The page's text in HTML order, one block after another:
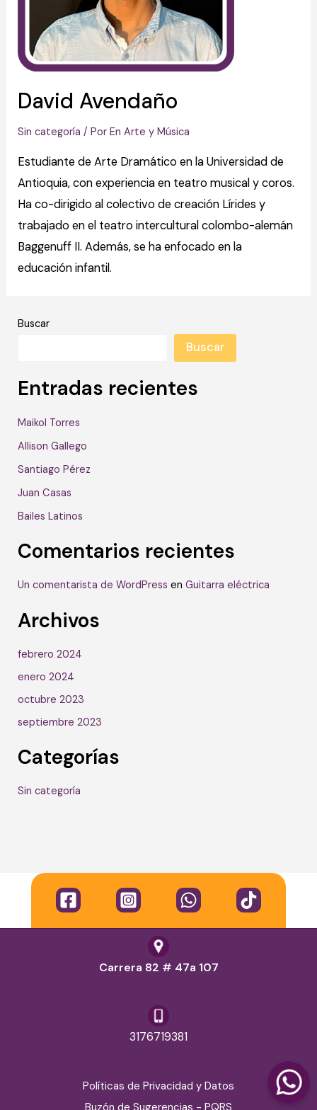
David Avendaño
Sin categoría / PorEn Arte y Música
Estudiante de Arte Dramático en la Universidad de
Antioquia, con experiencia en teatro musical y coros.
Ha co-dirigido al colectivo de creación Lírides y
trabajado en el teatro intercultural colombo-alemán
Baggenuff II. Además, se ha enfocado en la
educación infantil.
Buscar
Buscar
Entradas recientes
Maikol Torres
Allison Gallego
Santiago Pérez
Juan Casas
Bailes Latinos
Comentarios recientes
Un comentarista de WordPress enGuitarra eléctrica
Archivos
febrero 2024
enero 2024
octubre 2023
septiembre 2023
Categorías
Sin categoría
Carrera 82 # 47a 107
3176719381
Políticas de Privacidad y Datos
Buzón de Sugerencias - PQRS